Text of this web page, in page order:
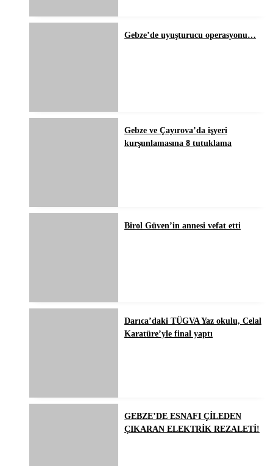
Gebze’de uyuşturucu operasyonu…
Gebze ve Çayırova’da işyeri
kurşunlamasına 8 tutuklama
Birol Güven’in annesi vefat etti
Darıca’daki TÜGVA Yaz okulu, Celal
Karatüre’yle final yaptı
GEBZE’DE ESNAFI ÇİLEDEN
ÇIKARAN ELEKTRİK REZALETİ!